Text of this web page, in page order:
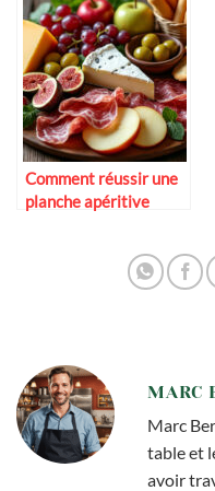
Comment réussir une
planche apéritive
MARC
Marc
table et
avoir